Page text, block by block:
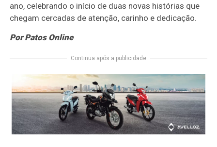
ano, celebrando o início de duas novas histórias que
chegam cercadas de atenção, carinho e dedicação.
Por Patos Online
Continua após a publicidade